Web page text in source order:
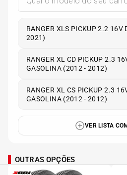
RANGER XLS PICKUP 2.2 16V
2021)
RANGER XL CD PICKUP 2.3
GASOLINA (2012 - 2012)
RANGER XL CS PICKUP 2.3
GASOLINA (2012 - 2012)
VER LISTA
OUTRAS OPÇÕES